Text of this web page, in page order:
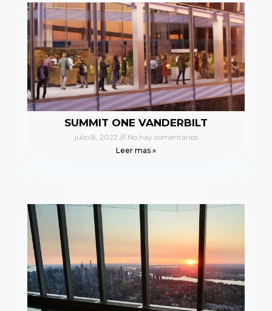
SUMMIT ONE VANDERBILT
julio 8, 2022
No hay comentarios
Leer mas »